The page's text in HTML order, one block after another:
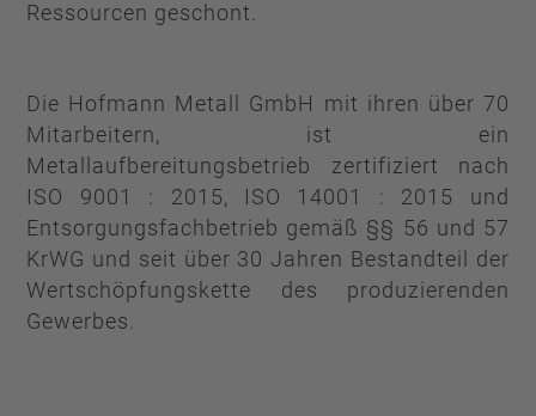
Ressourcen geschont.
Die Hofmann Metall GmbH mit ihren über 70
Mitarbeitern, ist ein
Metallaufbereitungsbetrieb zertifiziert nach
ISO 9001 : 2015, ISO 14001 : 2015 und
Entsorgungsfachbetrieb gemäß §§ 56 und 57
KrWG und seit über 30 Jahren Bestandteil der
Wertschöpfungskette des produzierenden
Gewerbes.